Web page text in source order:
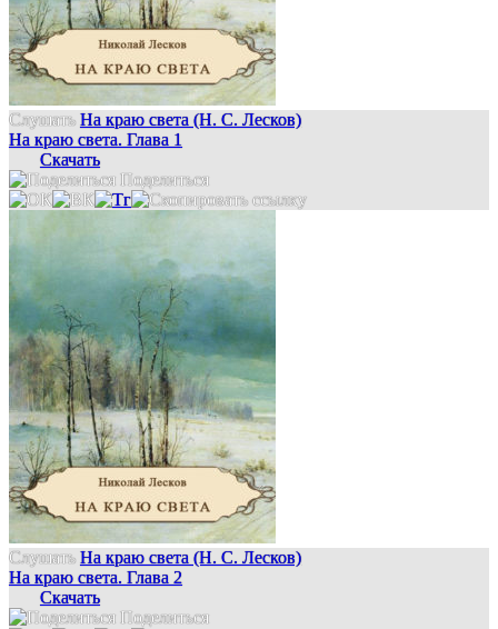
Слушать На краю света (Н. С. Лесков)
На краю света. Глава 1
Скачать
Поделиться
Слушать На краю света (Н. С. Лесков)
На краю света. Глава 2
Скачать
Поделиться